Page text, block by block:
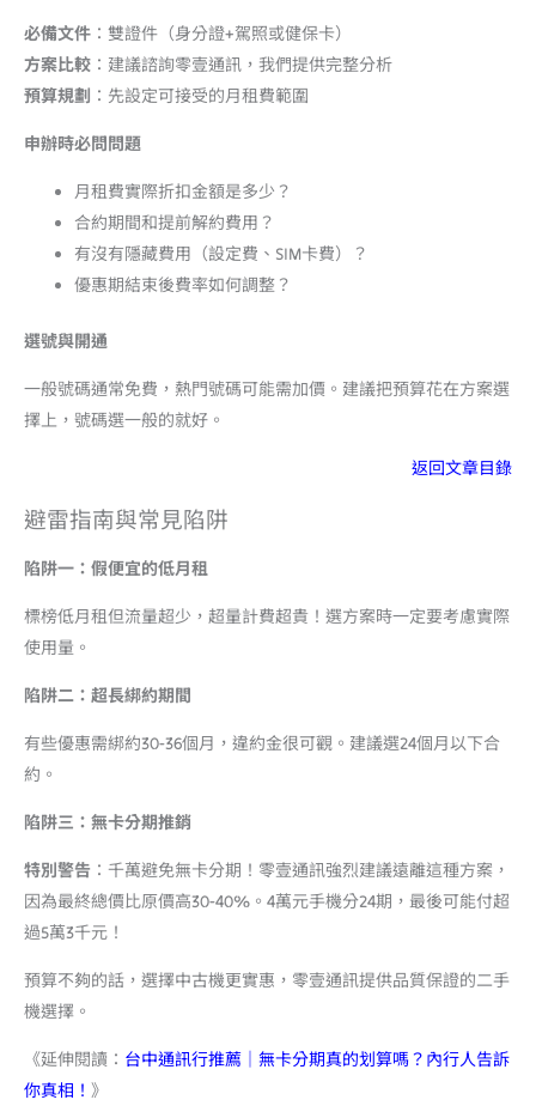
必備文件 ：雙證件（身分證+駕照或健保卡）
方案比較 ：建議諮詢零壹通訊，我們提供完整分析
預算規劃 ：先設定可接受的月租費範圍
申辦時必問問題
月租費實際折扣金額是多少？
合約期間和提前解約費用？
有沒有隱藏費用（設定費、SIM卡費）？
優惠期結束後費率如何調整？
選號與開通
一般號碼通常免費，熱門號碼可能需加價。建議把預算花在方案選
擇上，號碼選一般的就好。
返回文章目錄
避雷指南與常見陷阱
陷阱一：假便宜的低月租
標榜低月租但流量超少，超量計費超貴！選方案時一定要考慮實際
使用量。
陷阱二：超長綁約期間
有些優惠需綁約30-36個月，違約金很可觀。建議選24個月以下合
約。
陷阱三：無卡分期推銷
特別警告 ：千萬避免無卡分期！零壹通訊強烈建議遠離這種方案，
因為最終總價比原價高30-40%。4萬元手機分24期，最後可能付超
過5萬3千元！
預算不夠的話，選擇中古機更實惠，零壹通訊提供品質保證的二手
機選擇。
《延伸閱讀： 台中通訊行推薦｜無卡分期真的划算嗎？內行人告訴
你真相！ 》